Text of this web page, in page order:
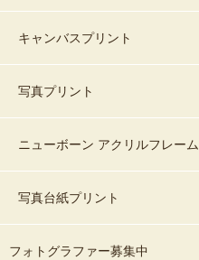
キャンバスプリント
写真プリント
ニューボーン アクリルフレーム
写真台紙プリント
フォトグラファー募集中